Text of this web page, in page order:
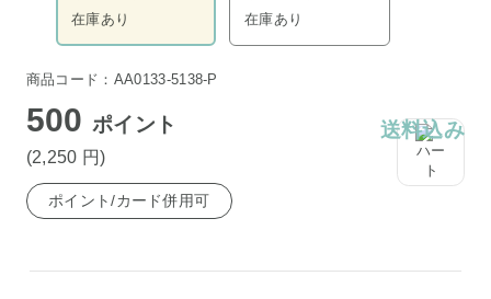
在庫あり
在庫あり
商品コード：AA0133-5138-P
500ポイント
(2,250 円)
送料込み
ポイント/カード併用可